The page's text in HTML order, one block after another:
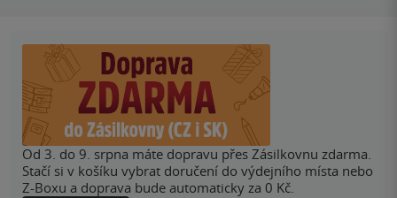
Od 3. do 9. srpna máte dopravu přes Zásilkovnu zdarma.
Stačí si v košíku vybrat doručení do výdejního místa nebo
Z-Boxu a doprava bude automaticky za 0 Kč.